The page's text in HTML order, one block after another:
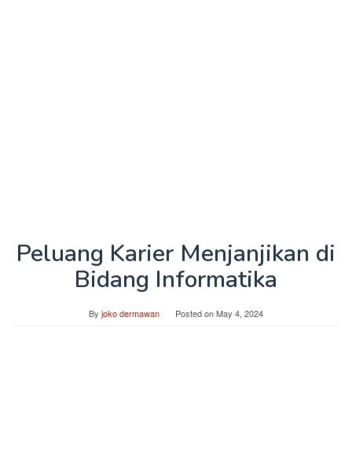
Peluang Karier Menjanjikan di
Bidang Informatika
By joko dermawan Posted onMay 4, 2024